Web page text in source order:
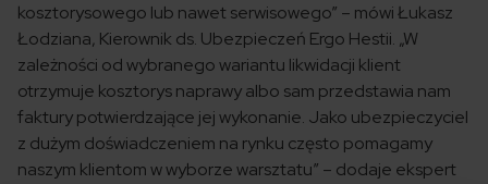
kosztorysowego lub nawet serwisowego” – mówiŁukasz
Łodziana, Kierownik ds. Ubezpieczeń Ergo Hestii. „W
zależności od wybranego wariantu likwidacji klient
otrzymuje kosztorys naprawy albo sam przedstawia nam
faktury potwierdzające jej wykonanie. Jako ubezpieczyciel
z dużym doświadczeniem na rynku często pomagamy
naszym klientom w wyborze warsztatu” – dodaje ekspert